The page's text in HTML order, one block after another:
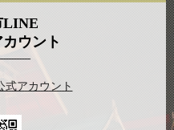
LINE
ウント
式アカウント